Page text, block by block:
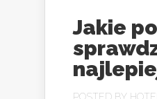
Jakie
POSTED BY